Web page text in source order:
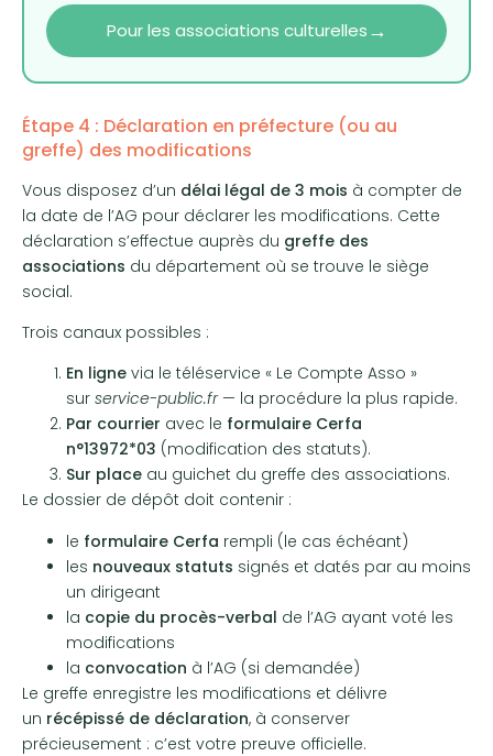
Pour les associations culturelles→
Étape 4 : Déclaration en préfecture (ou au
greffe) des modifications
Vous disposez d’un délai légal de 3 mois à compter de
la date de l’AG pour déclarer les modifications. Cette
déclaration s’effectue auprès du greffe des
associations du département où se trouve le siège
social.
Trois canaux possibles :
En ligne via le téléservice « Le Compte Asso »
sur service-public.fr— la procédure la plus rapide.
Par courrier avec le formulaire Cerfa
n°13972*03 (modification des statuts).
Sur place au guichet du greffe des associations.
Le dossier de dépôt doit contenir :
le formulaire Cerfa rempli (le cas échéant)
les nouveaux statuts signés et datés par au moins
un dirigeant
la copie du procès-verbal de l’AG ayant voté les
modifications
la convocation à l’AG (si demandée)
Le greffe enregistre les modifications et délivre
un récépissé de déclaration, à conserver
précieusement : c’est votre preuve officielle.